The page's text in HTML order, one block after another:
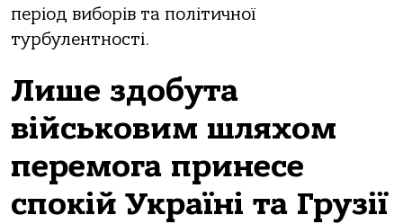
період виборів та політичної
турбулентності.
Лише здобута
військовим шляхом
перемога принесе
спокій Україні та Грузії